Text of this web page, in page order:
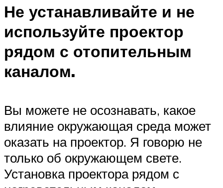
Не устанавливайте и не
используйте проектор
рядом с отопительным
каналом.
Вы можете не осознавать, какое
влияние окружающая среда может
оказать на проектор. Я говорю не
только об окружающем свете.
Установка проектора рядом с